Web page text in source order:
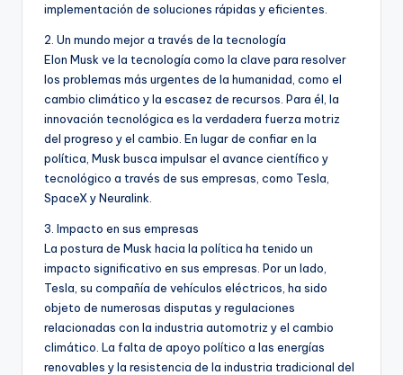
implementación de soluciones rápidas y eficientes.
2. Un mundo mejor a través de la tecnología
Elon Musk ve la tecnología como la clave para resolver
los problemas más urgentes de la humanidad, como el
cambio climático y la escasez de recursos. Para él, la
innovación tecnológica es la verdadera fuerza motriz
del progreso y el cambio. En lugar de confiar en la
política, Musk busca impulsar el avance científico y
tecnológico a través de sus empresas, como Tesla,
SpaceX y Neuralink.
3. Impacto en sus empresas
La postura de Musk hacia la política ha tenido un
impacto significativo en sus empresas. Por un lado,
Tesla, su compañía de vehículos eléctricos, ha sido
objeto de numerosas disputas y regulaciones
relacionadas con la industria automotriz y el cambio
climático. La falta de apoyo político a las energías
renovables y la resistencia de la industria tradicional del